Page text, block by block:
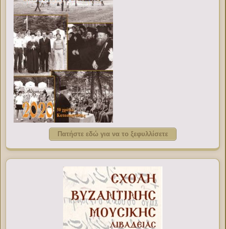
Πατήστε εδώ για να το ξεφυλλίσετε